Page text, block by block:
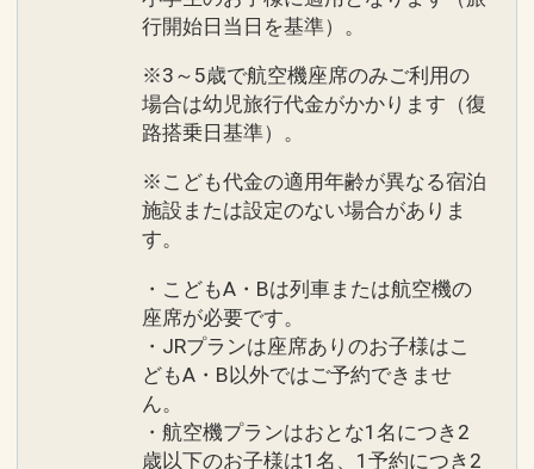
行開始日当日を基準）。
※3～5歳で航空機座席のみご利用の
場合は幼児旅行代金がかかります（復
路搭乗日基準）。
※こども代金の適用年齢が異なる宿泊
施設または設定のない場合がありま
す。
・こどもA・Bは列車または航空機の
座席が必要です。
・JRプランは座席ありのお子様はこ
どもA・B以外ではご予約できませ
ん。
・航空機プランはおとな1名につき2
歳以下のお子様は1名、1予約につき2